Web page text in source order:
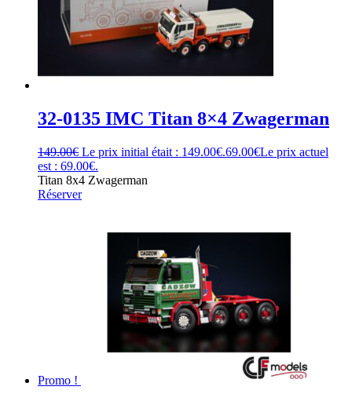
32-0135 IMC Titan 8×4 Zwagerman
149.00€ Le prix initial était : 149.00€.69.00€Le prix actuel
est : 69.00€.
Titan 8x4 Zwagerman
Réserver
Promo !